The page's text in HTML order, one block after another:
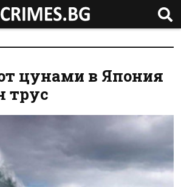
цунами в Япония
трус